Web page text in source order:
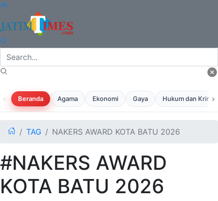
‹ Beranda Agama Ekonomi Gaya Hukum dan ›
TAG NAKERS AWARD KOTA BATU 2026
#NAKERS AWARD
KOTA BATU 2026